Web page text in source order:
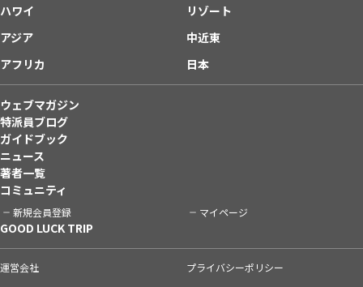
ハワイ
リゾート
アジア
中近東
アフリカ
日本
ウェブマガジン
特派員ブログ
ガイドブック
ニュース
著者一覧
コミュニティ
新規会員登録 マイページ
GOOD LUCK TRIP
運営会社
プライバシーポリシー